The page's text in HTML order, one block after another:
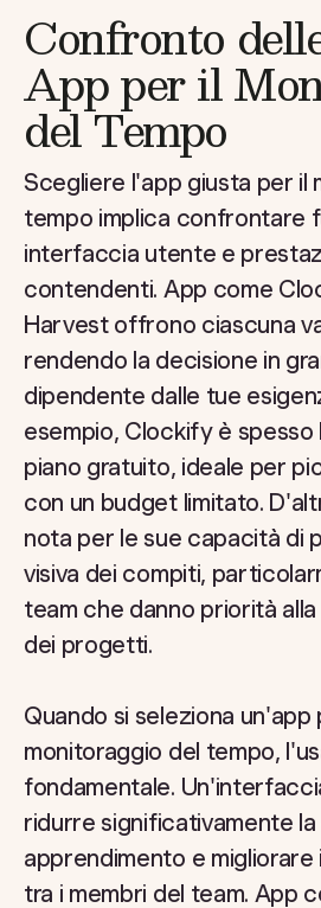
Confronto
App per il
del Tempo
Scegliere l'app giusta per il
tempo implica confrontare
interfaccia utente e
contendenti. App come
Harvest offrono ciascuna
rendendo la decisione in
dipendente dalle tue
esempio, Clockify è spesso
piano gratuito, ideale per
con un budget limitato.
nota per le sue capacità di
visiva dei compiti,
team che danno priorità
dei progetti.
Quando si seleziona un'app
monitoraggio del tempo,
fondamentale.
ridurre significativamente
apprendimento e migliorare
tra i membri del team. App